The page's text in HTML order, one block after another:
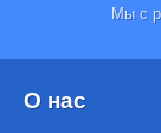
Мы с
О нас